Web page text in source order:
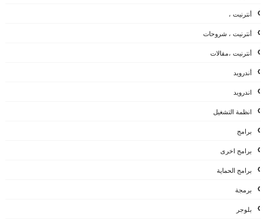
أنترنيت ،
أنترنيت ، شروحات
أنترنيت ،مقالات
أندرويد
اندرويد
انظمة التشغيل
برامج
برامج اخرى
برامج الحماية
برمجة
بلوجر